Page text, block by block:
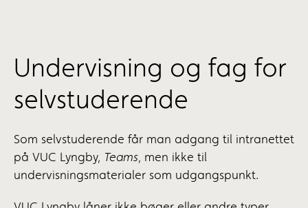
Undervisning og fag for
selvstuderende
Som selvstuderende får man adgang til intranettet
på VUC Lyngby, Teams, men ikke til
undervisningsmaterialer som udgangspunkt.